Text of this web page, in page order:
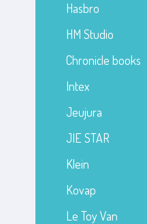
Hasbro
HM Studio
Chronicle books
Intex
Jeujura
JIE STAR
Klein
Kovap
Le Toy Van